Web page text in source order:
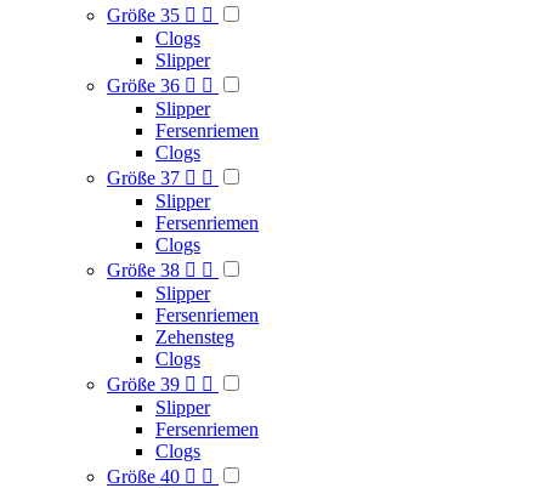
Größe 35  
Clogs
Slipper
Größe 36  
Slipper
Fersenriemen
Clogs
Größe 37  
Slipper
Fersenriemen
Clogs
Größe 38  
Slipper
Fersenriemen
Zehensteg
Clogs
Größe 39  
Slipper
Fersenriemen
Clogs
Größe 40  